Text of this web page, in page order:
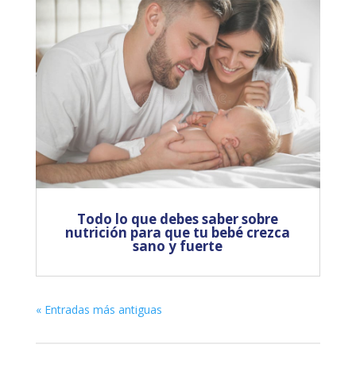
Todo lo que debes saber sobre
nutrición para que tu bebé crezca
sano y fuerte
« Entradas más antiguas